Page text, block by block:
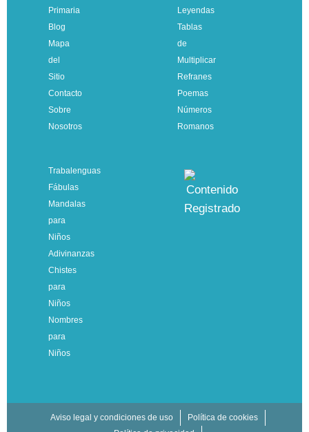
Primaria
Blog
Mapa
del
Sitio
Contacto
Sobre
Nosotros
Leyendas
Tablas
de
Multiplicar
Refranes
Poemas
Números
Romanos
Trabalenguas
Fábulas
Mandalas
para
Niños
Adivinanzas
Chistes
para
Niños
Nombres
para
Niños
Aviso legal y condiciones de uso
Política de cookies